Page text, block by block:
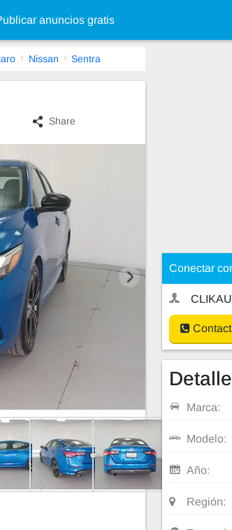
anuncios gratis
Nissan Sentra
Share
Conectar
Marca:
Modelo:
Año:
Región: